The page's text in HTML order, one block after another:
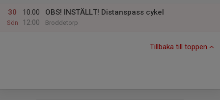
30
Sön
10:00
12:00
OBS! INSTÄLLT! Distanspass cykel
Broddetorp
Tillbaka till toppen